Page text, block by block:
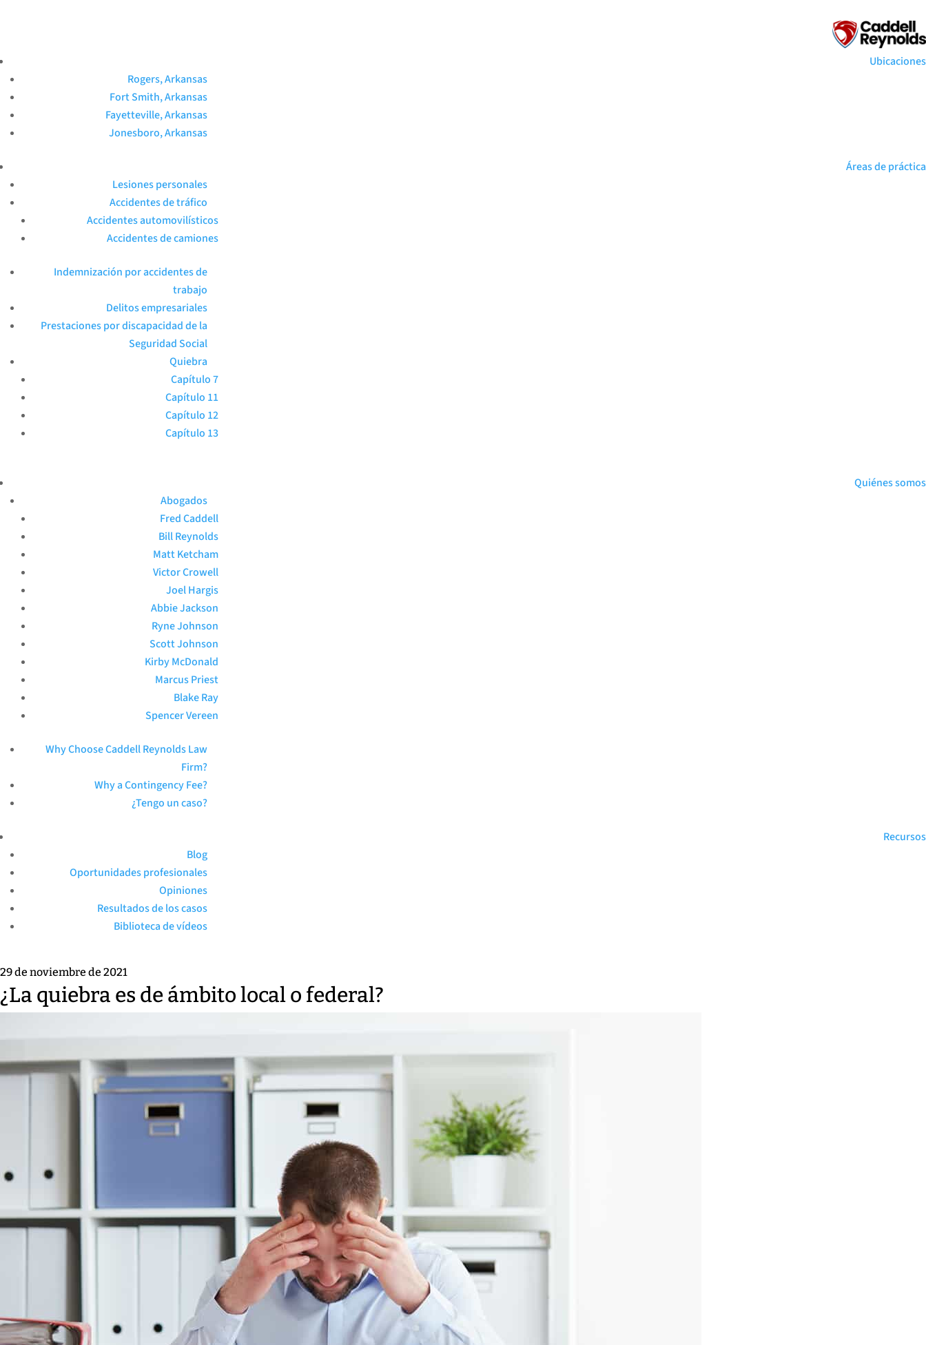
Ubicaciones
Rogers, Arkansas
Fort Smith, Arkansas
Fayetteville, Arkansas
Jonesboro, Arkansas
Áreas de práctica
Lesiones personales
Accidentes de tráfico
Accidentes automovilísticos
Accidentes de camiones
Indemnización por accidentes de
trabajo
Delitos empresariales
Prestaciones por discapacidad de la
Seguridad Social
Quiebra
Capítulo 7
Capítulo 11
Capítulo 12
Capítulo 13
Quiénes somos
Abogados
Fred Caddell
Bill Reynolds
Matt Ketcham
Victor Crowell
Joel Hargis
Abbie Jackson
Ryne Johnson
Scott Johnson
Kirby McDonald
Marcus Priest
Blake Ray
Spencer Vereen
Why Choose Caddell Reynolds Law
Firm?
Why a Contingency Fee?
¿Tengo un caso?
Recursos
Blog
Oportunidades profesionales
Opiniones
Resultados de los casos
Biblioteca de vídeos
29 de noviembre de 2021
¿La quiebra es de ámbito local o federal?